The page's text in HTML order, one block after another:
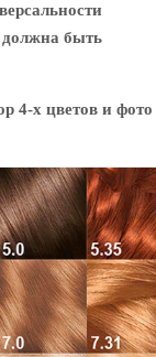
должна быть